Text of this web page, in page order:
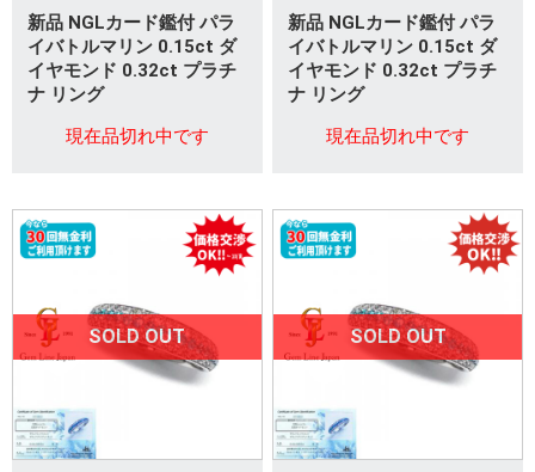
新品 NGLカード鑑付 パラ
イバトルマリン 0.15ct ダ
イヤモンド 0.32ct プラチ
ナ リング
現在品切れ中です
新品 NGLカード鑑付 パラ
イバトルマリン 0.15ct ダ
イヤモンド 0.32ct プラチ
ナ リング
現在品切れ中です
SOLD OUT SOLD OUT